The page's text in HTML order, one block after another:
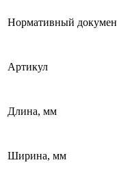
Нормативный
Артикул
Длина, мм
Ширина, мм